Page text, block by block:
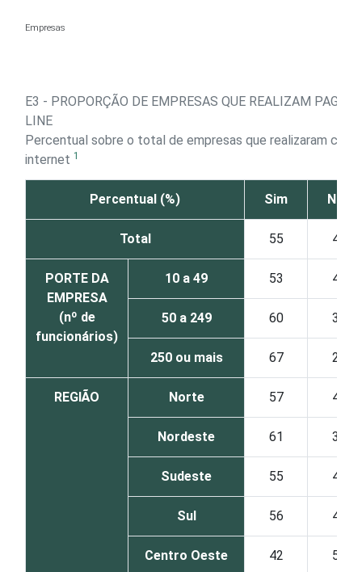
Empresas
E3 - PROPORÇÃO DE EMPRESAS QUE REALIZAM
LINE
Percentual sobre o total de empresas que realizaram
internet 1
Percentual (%) Sim Não
Total 55 42
PORTE DA
EMPRESA
(nº de
funcionários)
10 a 49 53 44
50 a 249 60 36
250 ou mais 67 27
REGIÃO Norte 57 43
Nordeste 61 35
Sudeste 55 43
Sul 56 41
Centro Oeste 42 50